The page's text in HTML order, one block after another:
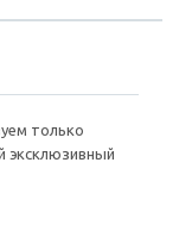
только
эксклюзивный